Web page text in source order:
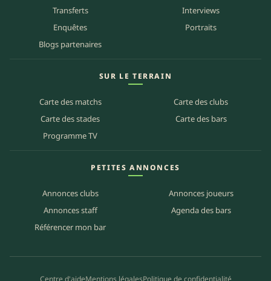
Transferts
Interviews
Enquêtes
Portraits
Blogs partenaires
SUR LE TERRAIN
Carte des matchs
Carte des clubs
Carte des stades
Carte des bars
Programme TV
PETITES ANNONCES
Annonces clubs
Annonces joueurs
Annonces staff
Agenda des bars
Référencer mon bar